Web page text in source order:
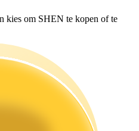
kies om SHEN te kopen of te